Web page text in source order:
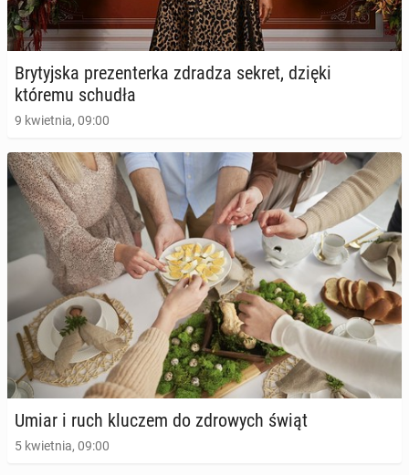
Bry­tyj­ska pre­zen­ter­ka zdradza sekret, dzięki
któremu schudła
9 kwietnia, 09:00
Umiar i ruch kluczem do zdro­wych świąt
5 kwietnia, 09:00